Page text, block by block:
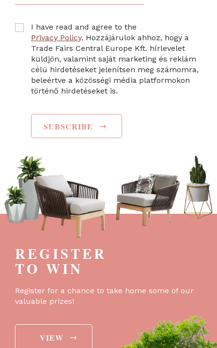
I have read and agree to the
Privacy Policy. Hozzájárulok ahhoz, hogy a
Trade Fairs Central Europe Kft. hírlevelet
küldjön, valamint saját marketing és reklám
célú hirdetéseket jelenítsen meg számomra,
beleértve a közösségi média platformokon
történő hirdetéseket is.
SUBSCRIBE →
REGISTER
TO WIN
Register for a chance to take home some of our
valuable prizes!
VIEW →